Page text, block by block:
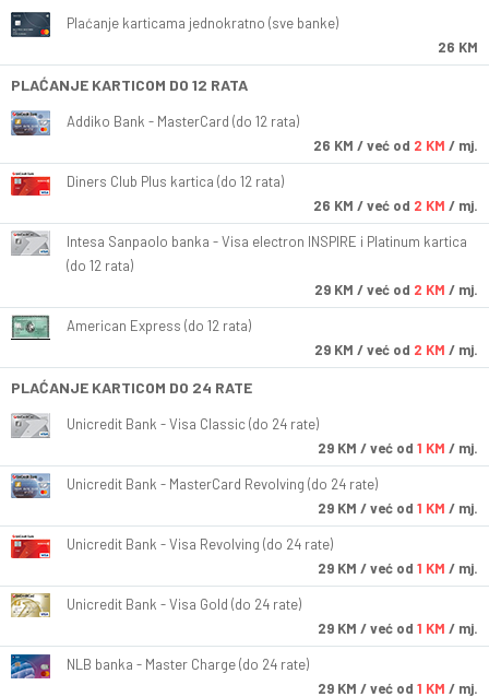
Plaćanje karticama jednokratno (sve banke)
26 KM
PLAĆANJE KARTICOM DO 12 RATA
Addiko Bank - MasterCard (do 12 rata)
26 KM / već od 2 KM / mj.
Diners Club Plus kartica (do 12 rata)
26 KM / već od 2 KM / mj.
Intesa Sanpaolo banka - Visa electron INSPIRE i Platinum kartica
(do 12 rata)
29 KM / već od 2 KM / mj.
American Express (do 12 rata)
29 KM / već od 2 KM / mj.
PLAĆANJE KARTICOM DO 24 RATE
Unicredit Bank - Visa Classic (do 24 rate)
29 KM / već od 1 KM / mj.
Unicredit Bank - MasterCard Revolving (do 24 rate)
29 KM / već od 1 KM / mj.
Unicredit Bank - Visa Revolving (do 24 rate)
29 KM / već od 1 KM / mj.
Unicredit Bank - Visa Gold (do 24 rate)
29 KM / već od 1 KM / mj.
NLB banka - Master Charge (do 24 rate)
29 KM / već od 1 KM / mj.